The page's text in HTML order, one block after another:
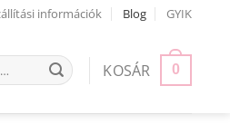
információk Blog GYIK
KOSÁR 0